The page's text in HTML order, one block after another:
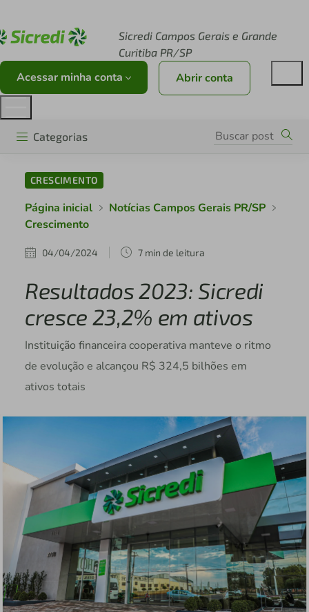
Sicredi Campos Gerais e Grande
Curitiba PR/SP
Acessar minha conta Abrir conta
Categorias
CRESCIMENTO
Página inicial
Notícias Campos Gerais PR/SP
Crescimento
04/04/2024 7 min de leitura
Resultados 2023: Sicredi
cresce 23,2% em ativos
Instituição financeira cooperativa manteve o ritmo
de evolução e alcançou R$ 324,5 bilhões em
ativos totais